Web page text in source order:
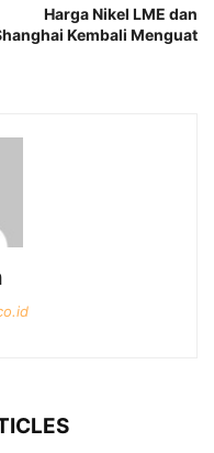
Harga Nikel LME dan
Kembali Menguat